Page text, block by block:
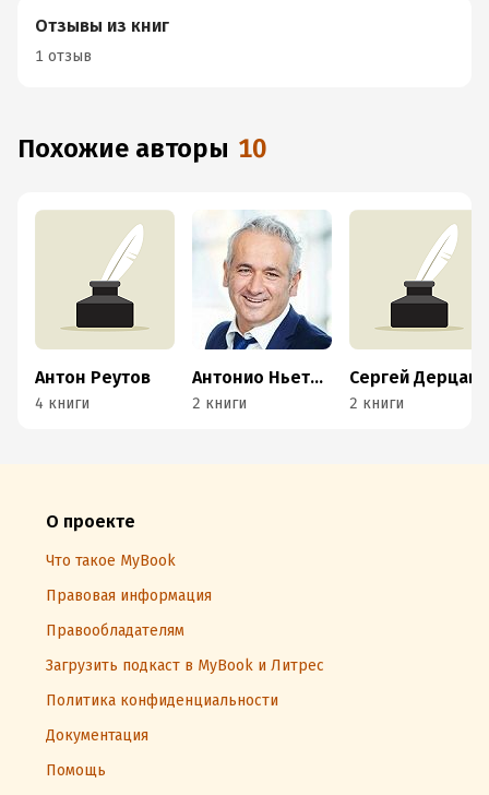
Отзывы из книг
1 отзыв
Похожие авторы 10
Антон Реутов
4 книги
Антонио Ньето-Родригес
2 книги
Сергей Дерцап
2 книги
О проекте
Что такое MyBook
Правовая информация
Правообладателям
Загрузить подкаст в MyBook и Литрес
Политика конфиденциальности
Документация
Помощь